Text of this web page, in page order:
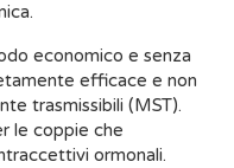
economico e senza
efficace e non
trasmissibili (MST).
le coppie che
ormonali.